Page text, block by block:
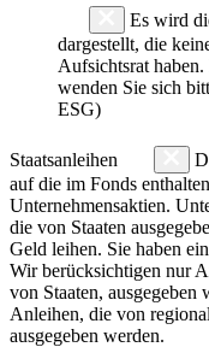
Es wird
dargestellt, die
Aufsichtsrat
wenden Sie sich
ESG)
Staatsanleihen
auf die im Fonds
Unternehmensaktien.
die von Staaten
Geld leihen. Sie haben
Wir berücksichtigen nur
von Staaten,
Anleihen, die von
ausgegeben werden.